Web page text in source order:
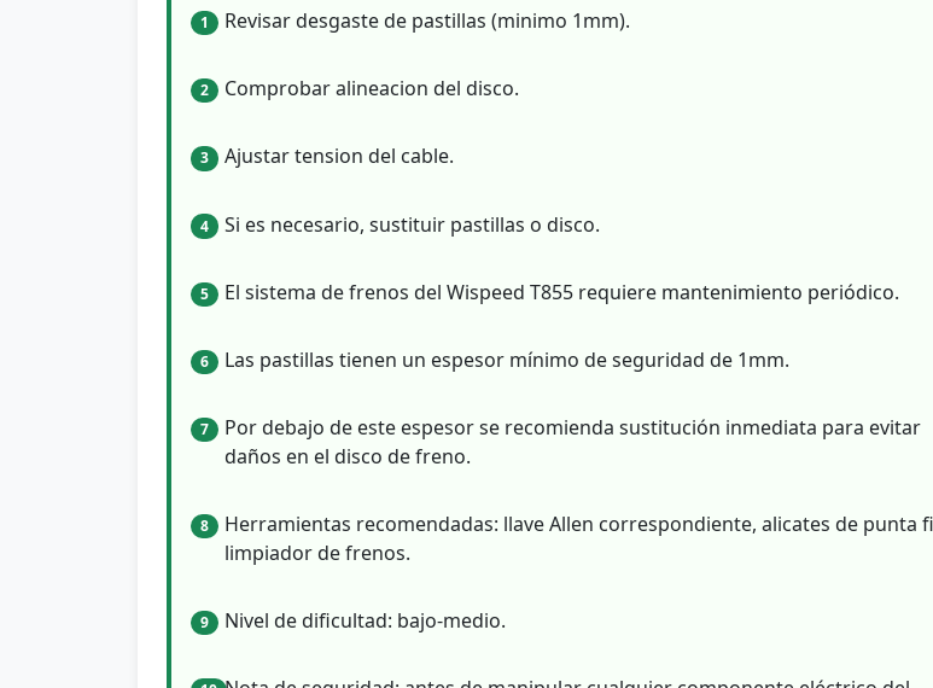
1 Revisar desgaste de pastillas (minimo 1mm).
2 Comprobar alineacion del disco.
3 Ajustar tension del cable.
4 Si es necesario, sustituir pastillas o disco.
5 El sistema de frenos del Wispeed T855 requiere mantenimiento periódico.
6 Las pastillas tienen un espesor mínimo de seguridad de 1mm.
7
Por debajo de este espesor se recomienda sustitución inmediata para evitar
daños en el disco de freno.
8
Herramientas recomendadas: llave Allen correspondiente, alicates de punta
limpiador de frenos.
9 Nivel de dificultad: bajo-medio.